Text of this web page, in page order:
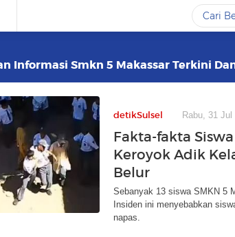
Informasi Smkn 5 Makassar Terkini
detikSulsel Rabu, 31
Fakta-fakta
Keroyok Adik
Belur
Sebanyak 13 siswa SMKN 5
Insiden ini menyebabkan
napas.